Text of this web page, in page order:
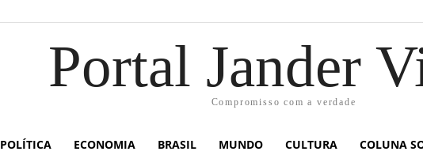
Portal Jander
Compromisso com a verdade
POLÍTICA ECONOMIA BRASIL MUNDO CULTURA COLUNA